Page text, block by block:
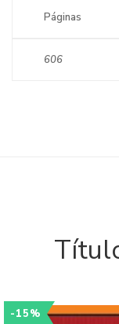
Páginas
606
-15%